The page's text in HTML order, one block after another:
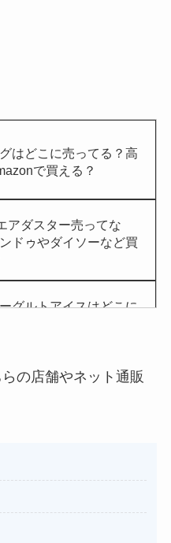
はどこに売ってる？高
で買える？
アダスター売ってな
ドゥやダイソーなど買
グルトアイスはどこに
の店舗やネット通販